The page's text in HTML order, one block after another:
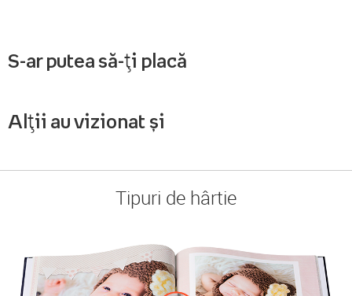
S-ar putea să-ți placă
Alții au vizionat și
Tipuri de hârtie